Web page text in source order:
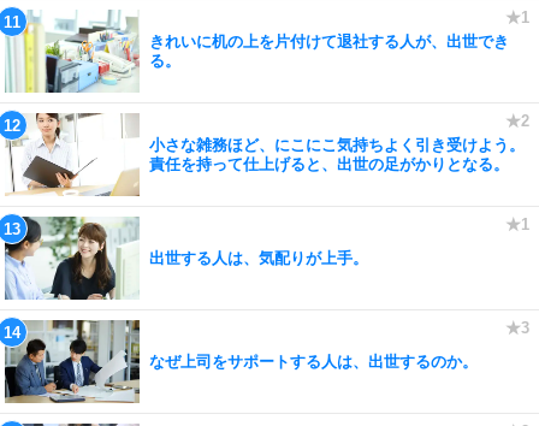
きれいに机の上を片付けて退社する人が、出世でき
る。
小さな雑務ほど、にこにこ気持ちよく引き受けよう。
責任を持って仕上げると、出世の足がかりとなる。
出世する人は、気配りが上手。
なぜ上司をサポートする人は、出世するのか。